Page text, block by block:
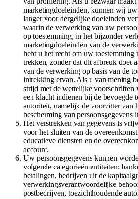
marketingdoeleinden, kunnen wij uw
langer voor dergelijke doeleinden
waarin de verwerking van uw
op toestemming, in het bijzonder
marketingdoeleinden van de
hebt u het recht om uw toestemming
trekken, zonder dat dit afbreuk doet
van de verwerking op basis van de
intrekking ervan. Als u van mening
strijd met de wettelijke voorschriften
een klacht indienen bij de bevoegde
autoriteit, namelijk de voorzitter van
bescherming van persoonsgegevens
Het verstrekken van gegevens is
voor het sluiten van de
educatieve diensten en de
account.
Uw persoonsgegevens kunnen
volgende categorieën entiteiten:
betalingen, bedrijven uit de
verwerkingsverantwoordelijke
postbedrijven, toezichthoudende